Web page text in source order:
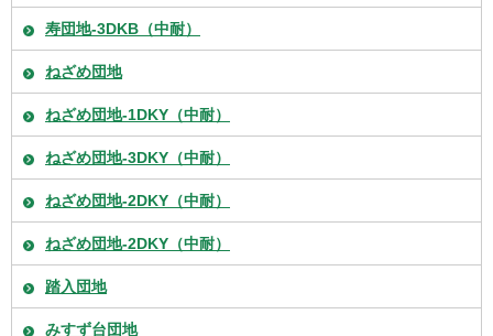
寿団地-3DKB（中耐）
ねざめ団地
ねざめ団地-1DKY（中耐）
ねざめ団地-3DKY（中耐）
ねざめ団地-2DKY（中耐）
ねざめ団地-2DKY（中耐）
踏入団地
みすず台団地